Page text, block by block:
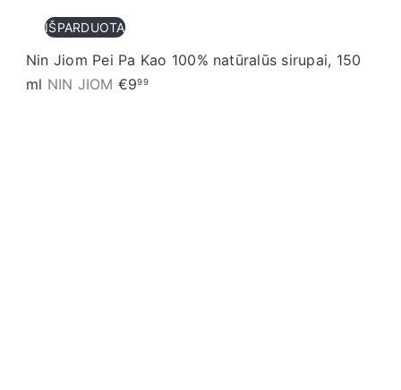
IŠPARDUOTA
Nin Jiom Pei Pa Kao 100% natūralūs sirupai, 150
ml NIN JIOM €999